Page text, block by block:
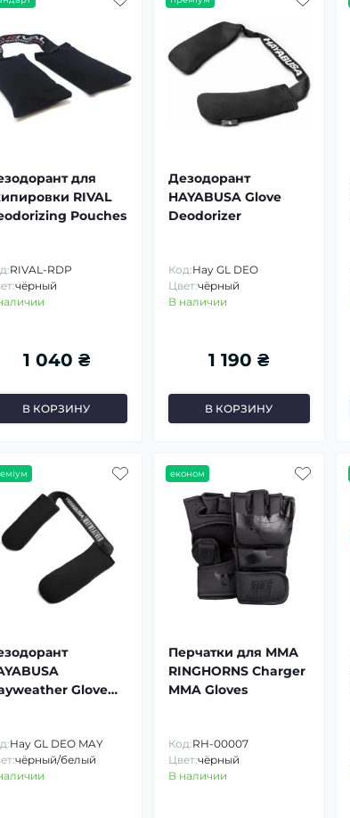
для
RIVAL
Pouches
RIVAL-RDP
чёрный
1 040 ₴
В КОРЗИНУ
Дезодорант
HAYABUSA Glove
Deodorizer
Код:Hay GL DEO
Цвет:чёрный
В наличии
1 190 ₴
В КОРЗИНУ
Glove
Hay GL DEO MAY
чёрный/белый
економ
Перчатки для ММА
RINGHORNS Charger
MMA Gloves
Код:RH-00007
Цвет:чёрный
В наличии